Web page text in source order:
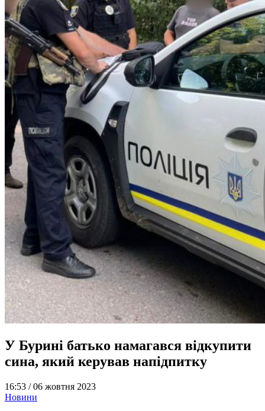
У Бурині батько намагався відкупити
сина, який керував напідпитку
16:53 /06 жовтня 2023
Новини